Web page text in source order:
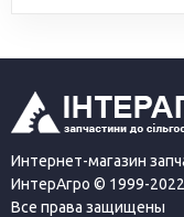
Интернет-магазин
ИнтерАгро © 1999-2022
Все права защищены